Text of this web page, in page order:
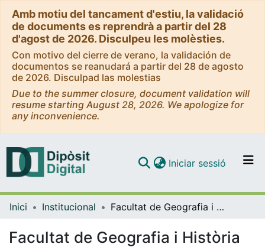
Amb motiu del tancament d'estiu, la validació
de documents es reprendrà a partir del 28
d'agost de 2026. Disculpeu les molèsties.
Con motivo del cierre de verano, la validación de
documentos se reanudará a partir del 28 de agosto
de 2026. Disculpad las molestias
Due to the summer closure, document validation will
resume starting August 28, 2026. We apologize for
any inconvenience.
Navega per tot el DD
Com publicar
Iniciar sessió (current)
Inici Institucional Facultat de Geografia i Història
Facultat de Geografia i Història